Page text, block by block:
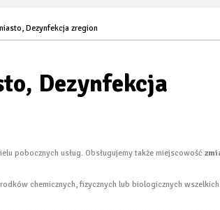
Dezynfekcja zregion
Dezynfekcja
pobocznych usług. Obsługujemy także miejscowość
chemicznych, fizycznych lub biologicznych wszelkich